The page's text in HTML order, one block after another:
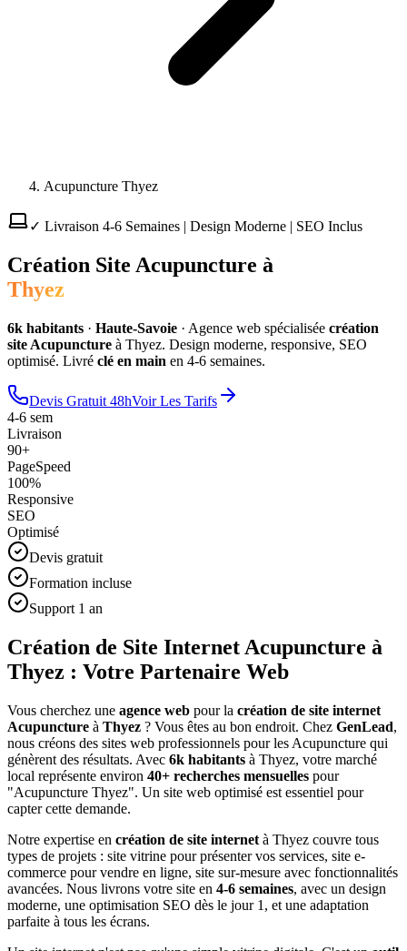
Acupuncture Thyez
✓ Livraison 4-6 Semaines | Design Moderne | SEO Inclus
Création Site Acupuncture à
Thyez
6k habitants · Haute-Savoie · Agence web spécialisée création
site Acupuncture à Thyez. Design moderne, responsive, SEO
optimisé. Livré clé en main en 4-6 semaines.
Devis Gratuit 48hVoir Les Tarifs
4-6 sem
Livraison
90+
PageSpeed
100%
Responsive
SEO
Optimisé
Devis gratuit
Formation incluse
Support 1 an
Création de Site Internet Acupuncture à
Thyez : Votre Partenaire Web
Vous cherchez une agence web pour la création de site internet
Acupuncture à Thyez ? Vous êtes au bon endroit. Chez GenLead,
nous créons des sites web professionnels pour les Acupuncture qui
génèrent des résultats. Avec 6k habitants à Thyez, votre marché
local représente environ 40+ recherches mensuelles pour
"Acupuncture Thyez". Un site web optimisé est essentiel pour
capter cette demande.
Notre expertise en création de site internet à Thyez couvre tous
types de projets : site vitrine pour présenter vos services, site e-
commerce pour vendre en ligne, site sur-mesure avec fonctionnalités
avancées. Nous livrons votre site en 4-6 semaines, avec un design
moderne, une optimisation SEO dès le jour 1, et une adaptation
parfaite à tous les écrans.